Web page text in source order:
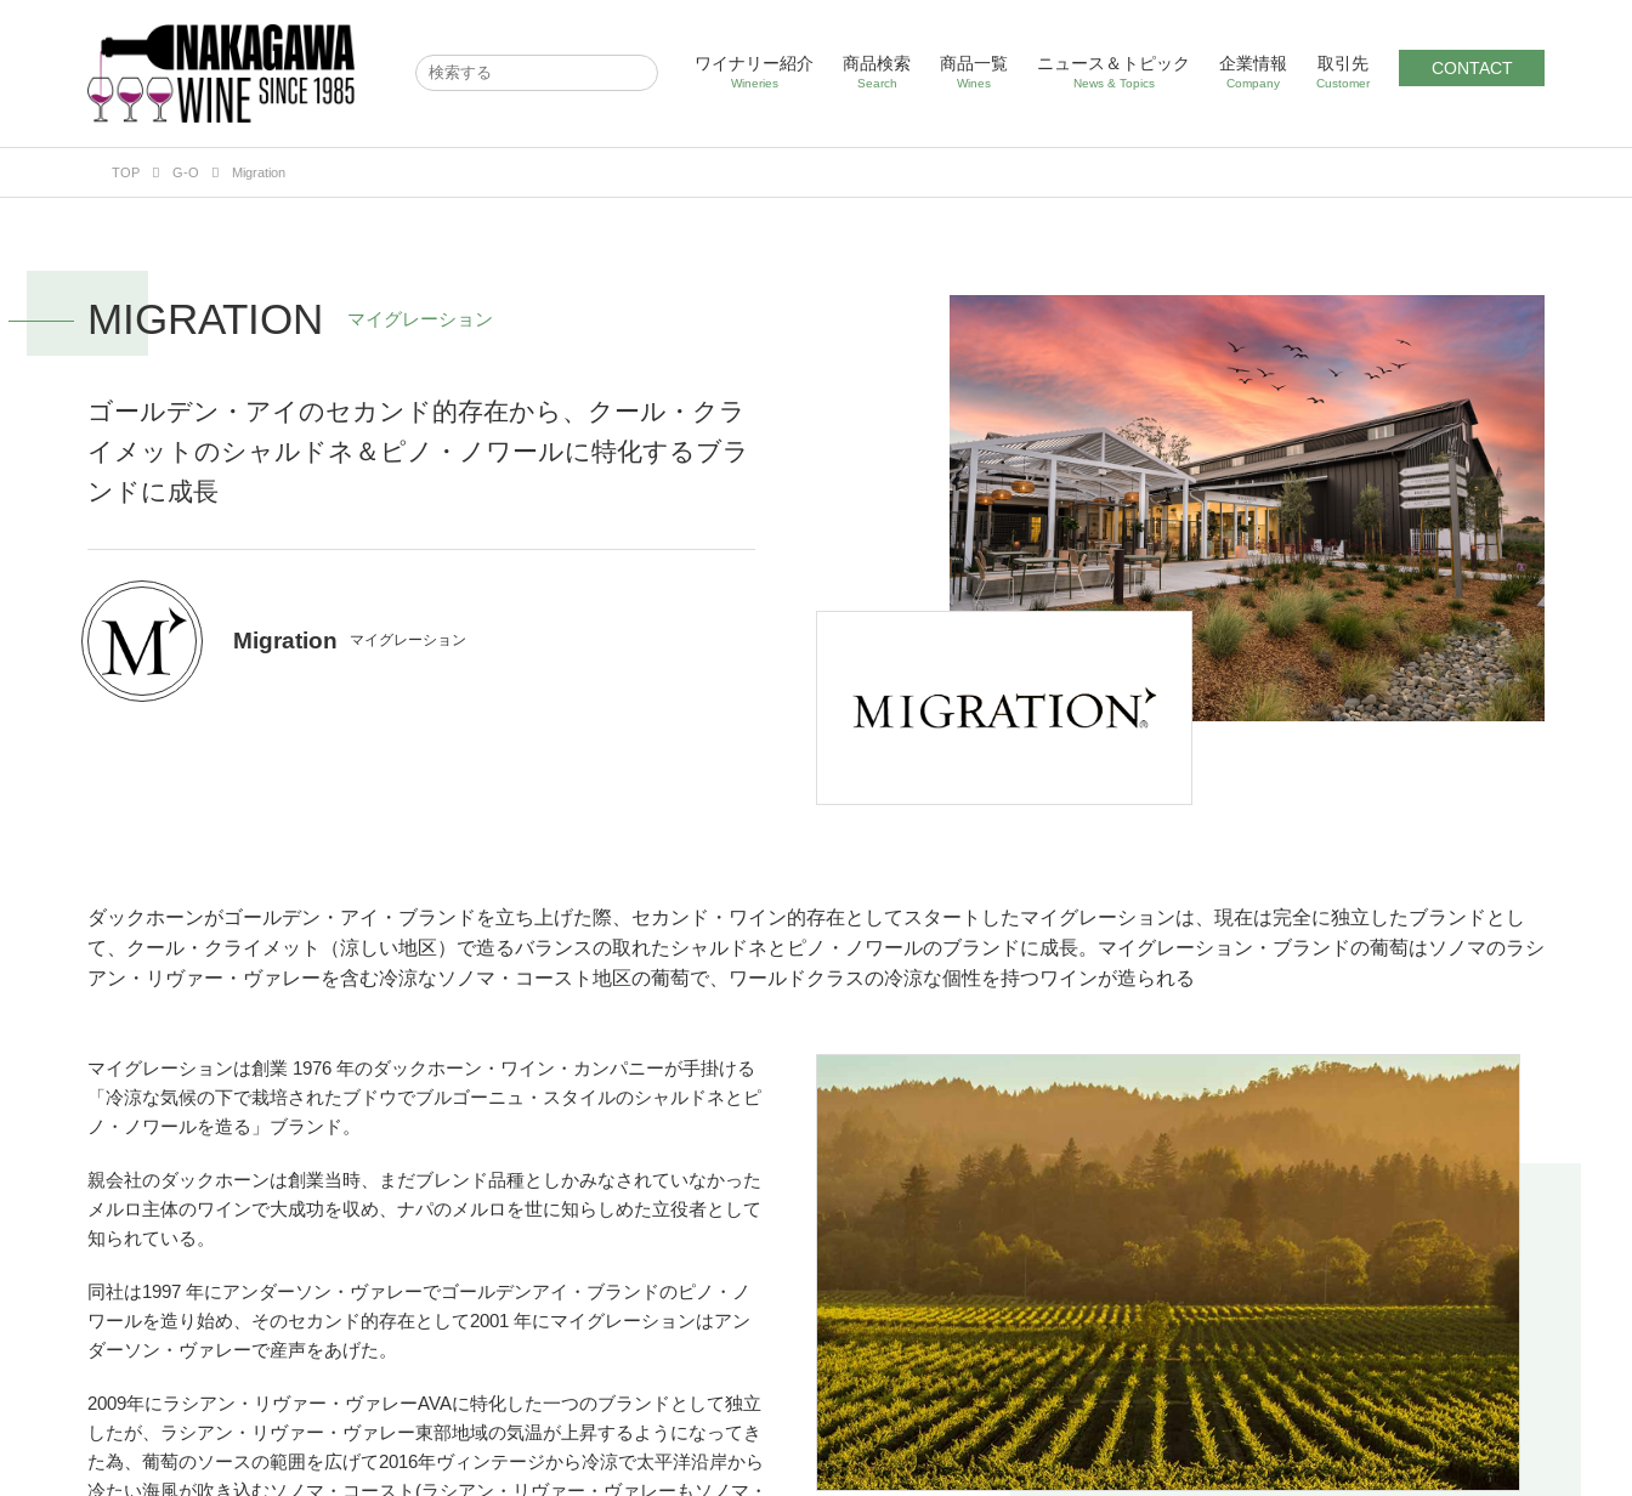
ワイナリー紹介
Wineries
商品検索
Search
商品一覧
Wines
ニュース＆トピック
News & Topics
企業情報
Company
取引先
Customer
CONTACT
TOP G-O Migration
MIGRATION マイグレーション
ゴールデン・アイのセカンド的存在から、クール・クラ
イメットのシャルドネ＆ピノ・ノワールに特化するブラ
ンドに成長
Migration マイグレーション
ダックホーンがゴールデン・アイ・ブランドを立ち上げた際、セカンド・ワイン的存在としてスタートしたマイグレーションは、現在は完全に独立したブランドとし
て、クール・クライメット（涼しい地区）で造るバランスの取れたシャルドネとピノ・ノワールのブランドに成長。マイグレーション・ブランドの葡萄はソノマのラシ
アン・リヴァー・ヴァレーを含む冷涼なソノマ・コースト地区の葡萄で、ワールドクラスの冷涼な個性を持つワインが造られる
マイグレーションは創業 1976 年のダックホーン・ワイン・カンパニーが手掛ける
「冷涼な気候の下で栽培されたブドウでブルゴーニュ・スタイルのシャルドネとピ
ノ・ノワールを造る」ブランド。
親会社のダックホーンは創業当時、まだブレンド品種としかみなされていなかった
メルロ主体のワインで大成功を収め、ナパのメルロを世に知らしめた立役者として
知られている。
同社は1997 年にアンダーソン・ヴァレーでゴールデンアイ・ブランドのピノ・ノ
ワールを造り始め、そのセカンド的存在として2001 年にマイグレーションはアン
ダーソン・ヴァレーで産声をあげた。
2009年にラシアン・リヴァー・ヴァレーAVAに特化した一つのブランドとして独立
したが、ラシアン・リヴァー・ヴァレー東部地域の気温が上昇するようになってき
た為、葡萄のソースの範囲を広げて2016年ヴィンテージから冷涼で太平洋沿岸から
冷たい海風が吹き込むソノマ・コースト(ラシアン・リヴァー・ヴァレーもソノマ・